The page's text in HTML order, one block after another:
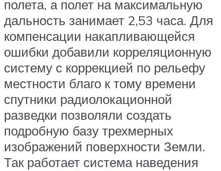
полета, а полет на максимальную
дальность занимает 2,53 часа. Для
компенсации накапливающейся
ошибки добавили корреляционную
систему с коррекцией по рельефу
местности благо к тому времени
спутники радиолокационной
разведки позволяли создать
подробную базу трехмерных
изображений поверхности Земли.
Так работает система наведения